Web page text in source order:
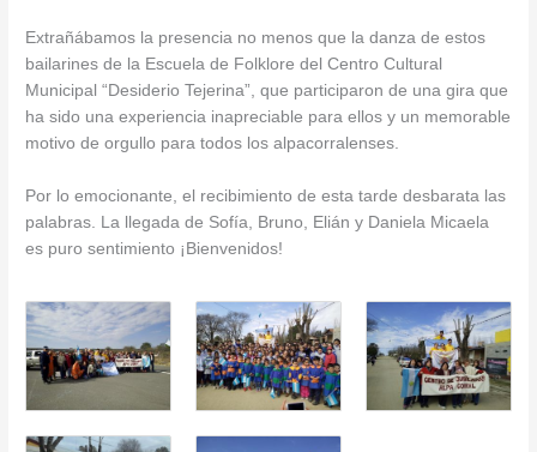
Extrañábamos la presencia no menos que la danza de estos
bailarines de la Escuela de Folklore del Centro Cultural
Municipal “Desiderio Tejerina”, que participaron de una gira que
ha sido una experiencia inapreciable para ellos y un memorable
motivo de orgullo para todos los alpacorralenses.
Por lo emocionante, el recibimiento de esta tarde desbarata las
palabras. La llegada de Sofía, Bruno, Elián y Daniela Micaela
es puro sentimiento ¡Bienvenidos!